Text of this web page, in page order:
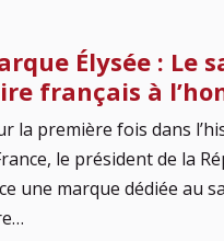
Élysée : Le
français à
la première fois dans
le président de la
une marque dédiée au